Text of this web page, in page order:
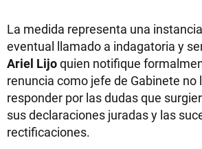
La medida representa una
eventual llamado a indagatoria y
Ariel Lijoquien notifique
renuncia como jefe de Gabinete no
responder por las dudas que
sus declaraciones juradas y las
rectificaciones.